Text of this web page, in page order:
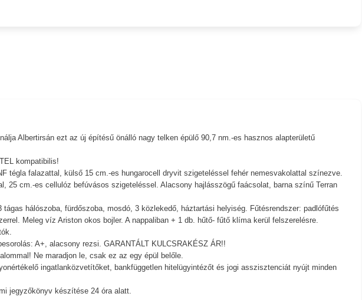
Albertirsán ezt az új építésű önálló nagy telken épülő 90,7 nm.-es hasznos alapterületű
kompatibilis!
tégla falazattal, külső 15 cm.-es hungarocell dryvit szigeteléssel fehér nemesvakolattal színezve.
25 cm.-es cellulóz befúvásos szigeteléssel. Alacsony hajlásszögű faácsolat, barna színű Terran
tágas hálószoba, fürdőszoba, mosdó, 3 közlekedő, háztartási helyiség. Fűtésrendszer: padlófűtés
Meleg víz Ariston okos bojler. A nappaliban + 1 db. hűtő- fűtő klíma kerül felszerelésre.
A+, alacsony rezsi. GARANTÁLT KULCSRAKÉSZ ÁR!!
Ne maradjon le, csak ez az egy épül belőle.
ingatlanközvetítőket, bankfüggetlen hitelügyintézőt és jogi asszisztenciát nyújt minden
jegyzőkönyv készítése 24 óra alatt.